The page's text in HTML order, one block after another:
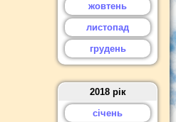
жовтень
листопад
грудень
2018 рік
січень